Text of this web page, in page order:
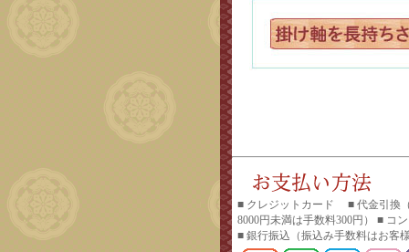
■ クレジットカード ■ 代金引換
8000円未満は手数料300円） ■ コ
■ 銀行振込 （振込み手数料はお客